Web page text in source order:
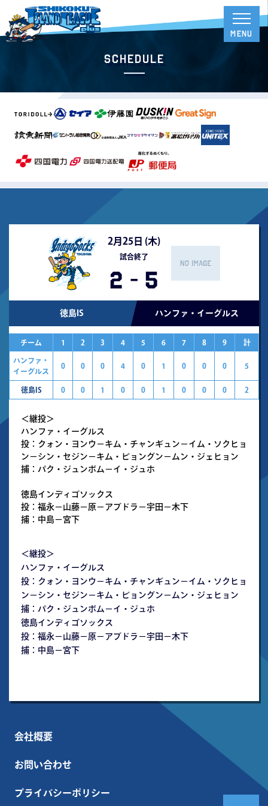
Schedule
2月25日 (木)
試合終了
2 - 5
徳島IS ハンファ・イーグルス
チーム 1 2 3 4 5 6 7 8 9 計
ハンファ・
イーグルス
0 0 0 4 0 1 0 0 0 5
徳島IS 0 0 1 0 0 1 0 0 0 2
＜継投＞
ハンファ・イーグルス
投：クォン・ヨンウ－キム・チャンギュン－イム・ソクヒョ
ン－シン・セジン－キム・ビョングン－ムン・ジェヒョン
捕：パク・ジュンボム－イ・ジュホ
徳島インディゴソックス
投：福永－山藤－原－アブドラ－宇田－木下
捕：中島－宮下
＜継投＞
ハンファ・イーグルス
投：クォン・ヨンウ－キム・チャンギュン－イム・ソクヒョ
ン－シン・セジン－キム・ビョングン－ムン・ジェヒョン
捕：パク・ジュンボム－イ・ジュホ
徳島インディゴソックス
投：福永－山藤－原－アブドラ－宇田－木下
捕：中島－宮下
会社概要
お問い合わせ
プライバシーポリシー